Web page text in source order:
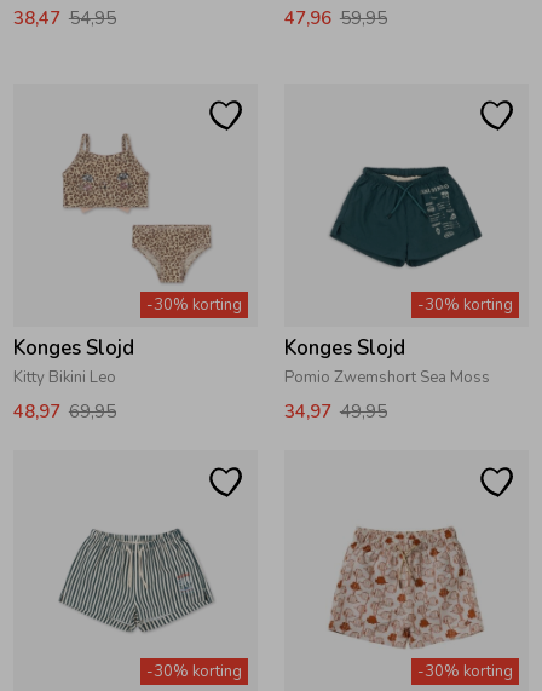
38,47 54,95 47,96 59,95
-30% korting
Konges Slojd
Kitty Bikini Leo
48,97 69,95
-30% korting
Konges Slojd
Pomio Zwemshort Sea Moss
34,97 49,95
-30% korting -30% korting